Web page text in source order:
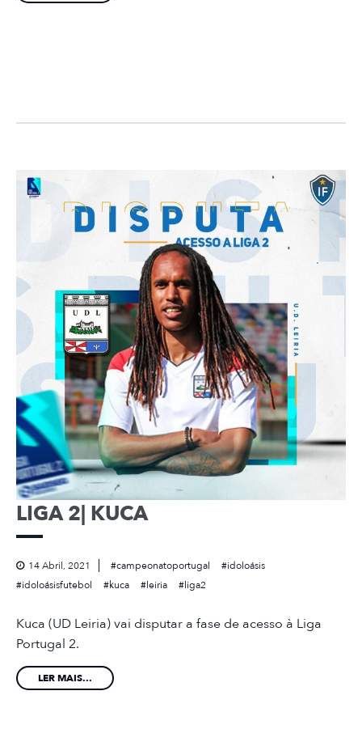
LIGA 2| KUCA
14 Abril, 2021 campeonatoportugal
idoloásis
idoloásisfutebol
kuca leiria liga2
Kuca (UD Leiria) vai disputar a fase de acesso à Liga
Portugal 2.
LER MAIS...